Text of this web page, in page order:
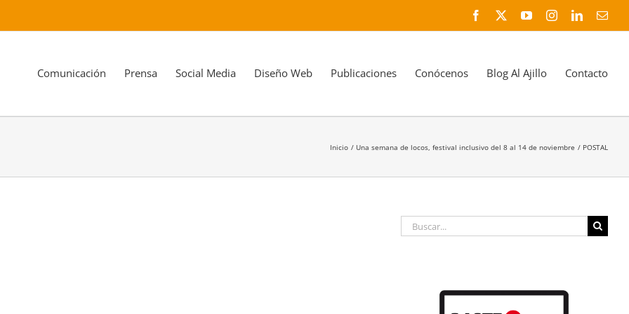
Facebook YouTubeInstagramLinkedIn
Comunicación Prensa Social Media Diseño Web Publicaciones Conócenos Blog Al Ajillo Contacto
Inicio Una semana de locos, festival inclusivo del 8 al 14 de noviembre POSTAL
Buscar: